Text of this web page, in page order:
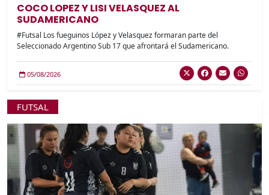
COCO LOPEZ Y LISI VELASQUEZ AL
SUDAMERICANO
#Futsal Los fueguinos López y Velasquez formaran parte del
Seleccionado Argentino Sub 17 que afrontará el Sudamericano.
05/08/2026
FUTSAL